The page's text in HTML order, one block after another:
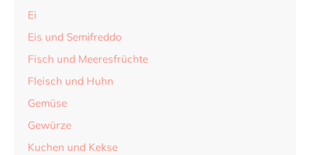
Ei
Eis und Semifreddo
Fisch und Meeresfrüchte
Fleisch und Huhn
Gemüse
Gewürze
Kuchen und Kekse